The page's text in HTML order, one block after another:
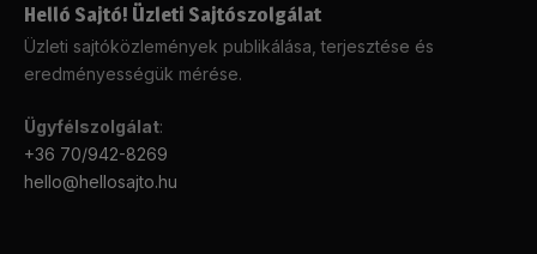
Helló Sajtó! Üzleti Sajtószolgálat
Üzleti sajtóközlemények publikálása, terjesztése és
eredményességük mérése.
Ügyfélszolgálat:
+36 70/942-8269
hello@hellosajto.hu